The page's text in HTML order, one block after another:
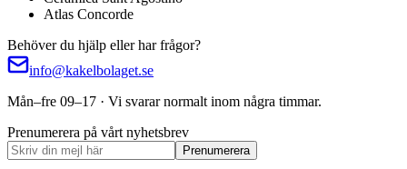
Atlas Concorde
Behöver du hjälp eller har frågor?
info@kakelbolaget.se
Mån–fre 09–17 · Vi svarar normalt inom några timmar.
Prenumerera på vårt nyhetsbrev
Prenumerera